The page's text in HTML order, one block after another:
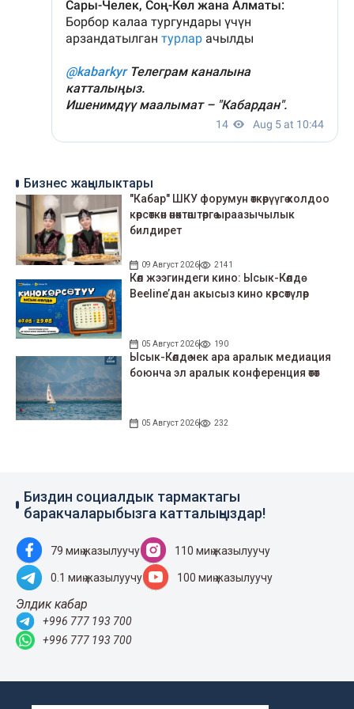
Бизнес жаңылыктары
"Кабар" ШКУ форумун өткөрүүгө колдоо
көрсөткөн өнөктөштөргө ыраазычылык
билдирет
09 Август 2026 2141
Көл жээгиндеги кино: Ысык-Көлдө
Beeline’дан акысыз кино көрсөтүлөр
05 Август 2026 190
Ысык-Көлдө чек ара аралык медиация
боюнча эл аралык конференция өтөт
05 Август 2026 232
Биздин социалдык тармактагы
баракчаларыбызга катталыңыздар!
79 миң жазылуучу 110 миң жазылуучу
0.1 миң жазылуучу 100 миң жазылуучу
Элдик кабар
+996 777 193 700
+996 777 193 700